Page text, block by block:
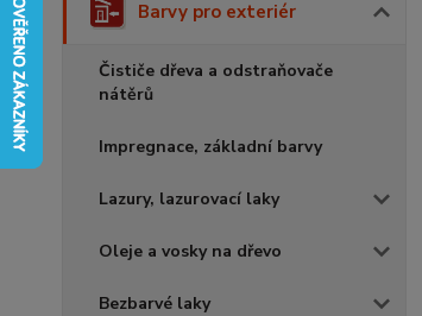
Barvy pro exteriér
Čističe dřeva a odstraňovače
nátěrů
Impregnace, základní barvy
Lazury, lazurovací laky
Oleje a vosky na dřevo
Bezbarvé laky